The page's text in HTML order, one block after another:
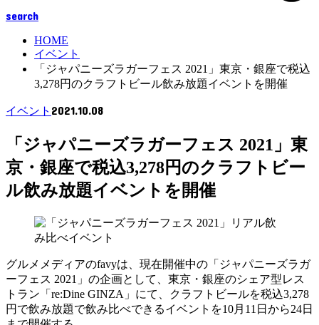
search
HOME
イベント
「ジャパニーズラガーフェス 2021」東京・銀座で税込
3,278円のクラフトビール飲み放題イベントを開催
イベント 2021.10.08
「ジャパニーズラガーフェス 2021」東
京・銀座で税込3,278円のクラフトビー
ル飲み放題イベントを開催
グルメメディアのfavyは、現在開催中の「ジャパニーズラガ
ーフェス 2021」の企画として、東京・銀座のシェア型レス
トラン「re:Dine GINZA」にて、クラフトビールを税込3,278
円で飲み放題で飲み比べできるイベントを10月11日から24日